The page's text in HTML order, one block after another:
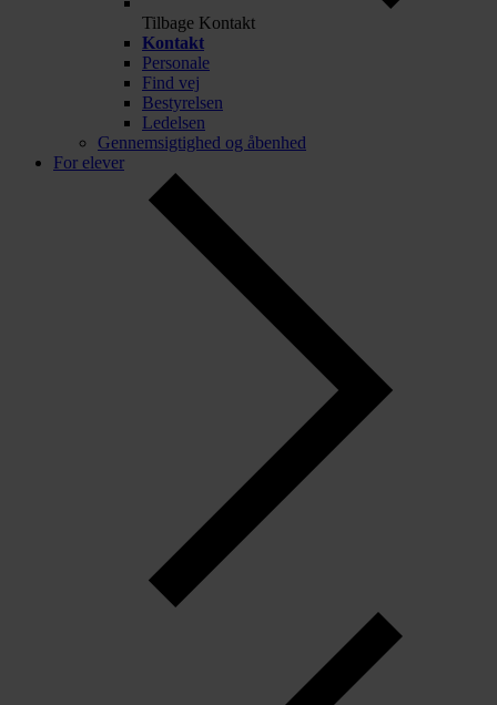
Tilbage Kontakt
Kontakt
Personale
Find vej
Bestyrelsen
Ledelsen
Gennemsigtighed og åbenhed
For elever